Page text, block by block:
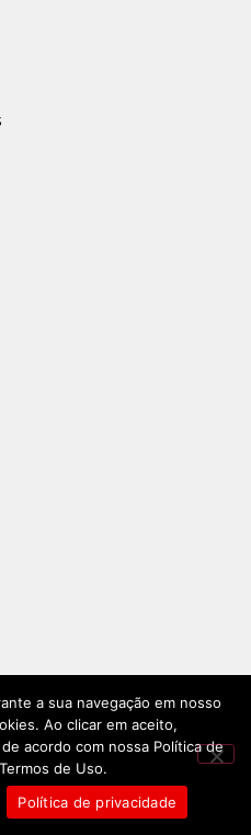
a sua navegação em nosso
Ao clicar em aceito,
acordo com nossa Política de
de Uso.
Política de privacidade